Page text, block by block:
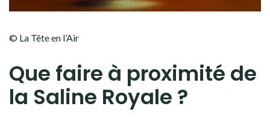
© La Tête en l’Air
Que faire à proximité de
la Saline Royale ?